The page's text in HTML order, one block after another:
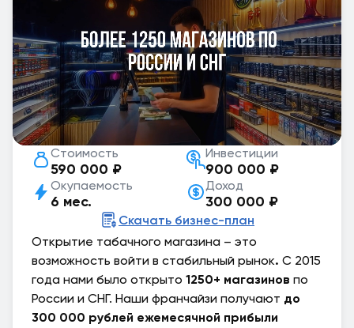
Стоимость
590 000 ₽
Инвестиции
900 000 ₽
Окупаемость
6 мес.
Доход
300 000 ₽
Открытие табачного магазина – это
возможность войти в стабильный рынок. С 2015
года нами было открыто 1250+ магазинов по
России и СНГ. Наши франчайзи получают до
300 000 рублей ежемесячной прибыли
Скачать бизнес-план